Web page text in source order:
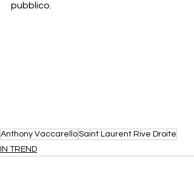
pubblico.
Anthony VaccarelloSaint Laurent Rive Droite
IN TREND